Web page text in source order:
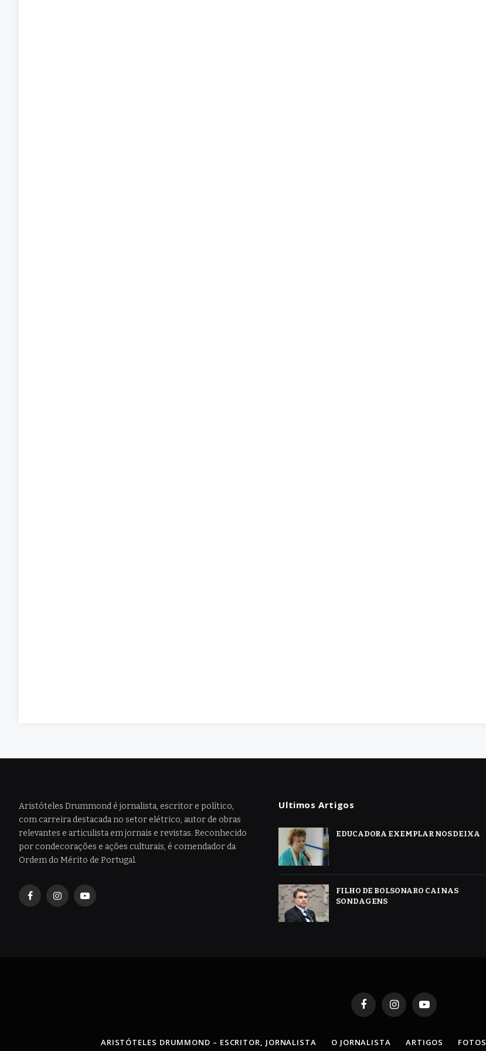
Aristóteles Drummond é jornalista, escritor e político,
com carreira destacada no setor elétrico, autor de obras
relevantes e articulista em jornais e revistas. Reconhecido
por condecorações e ações culturais, é comendador da
Ordem do Mérito de Portugal.
FacebookInstagramYouTube
Ultimos Artigos
EDUCADORA EXEMPLAR NOS DEIXA
FILHO DE BOLSONARO CAI NAS
SONDAGENS
FacebookInstagramYouTube
ARISTÓTELES DRUMMOND – ESCRITOR, JORNALISTA O JORNALISTA ARTIGOS FOTOS